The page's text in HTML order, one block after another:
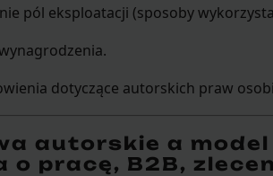
pól eksploatacji (sposoby
dotyczące autorskich praw
autorskie a model
o pracę, B2B,